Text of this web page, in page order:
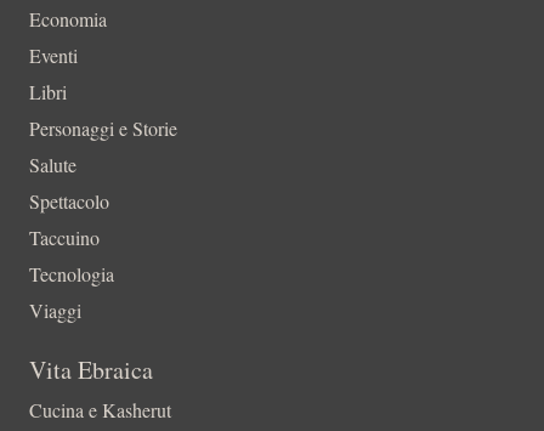
Economia
Eventi
Libri
Personaggi e Storie
Salute
Spettacolo
Taccuino
Tecnologia
Viaggi
Vita Ebraica
Cucina e Kasherut